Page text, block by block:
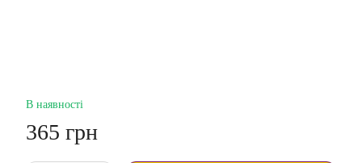
В наявності
365 грн